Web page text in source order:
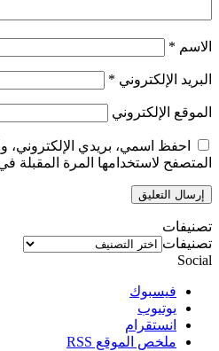
الاسم *
البريد الإلكتروني *
الموقع الإلكتروني
احفظ اسمي، بريدي الإلكتروني،
المتصفح لاستخدامها المرة المقبلة
تصنيفات
تصنيفات
Social
فيسبوك
يوتيوب
انستقرام
ملخص الموقع RSS